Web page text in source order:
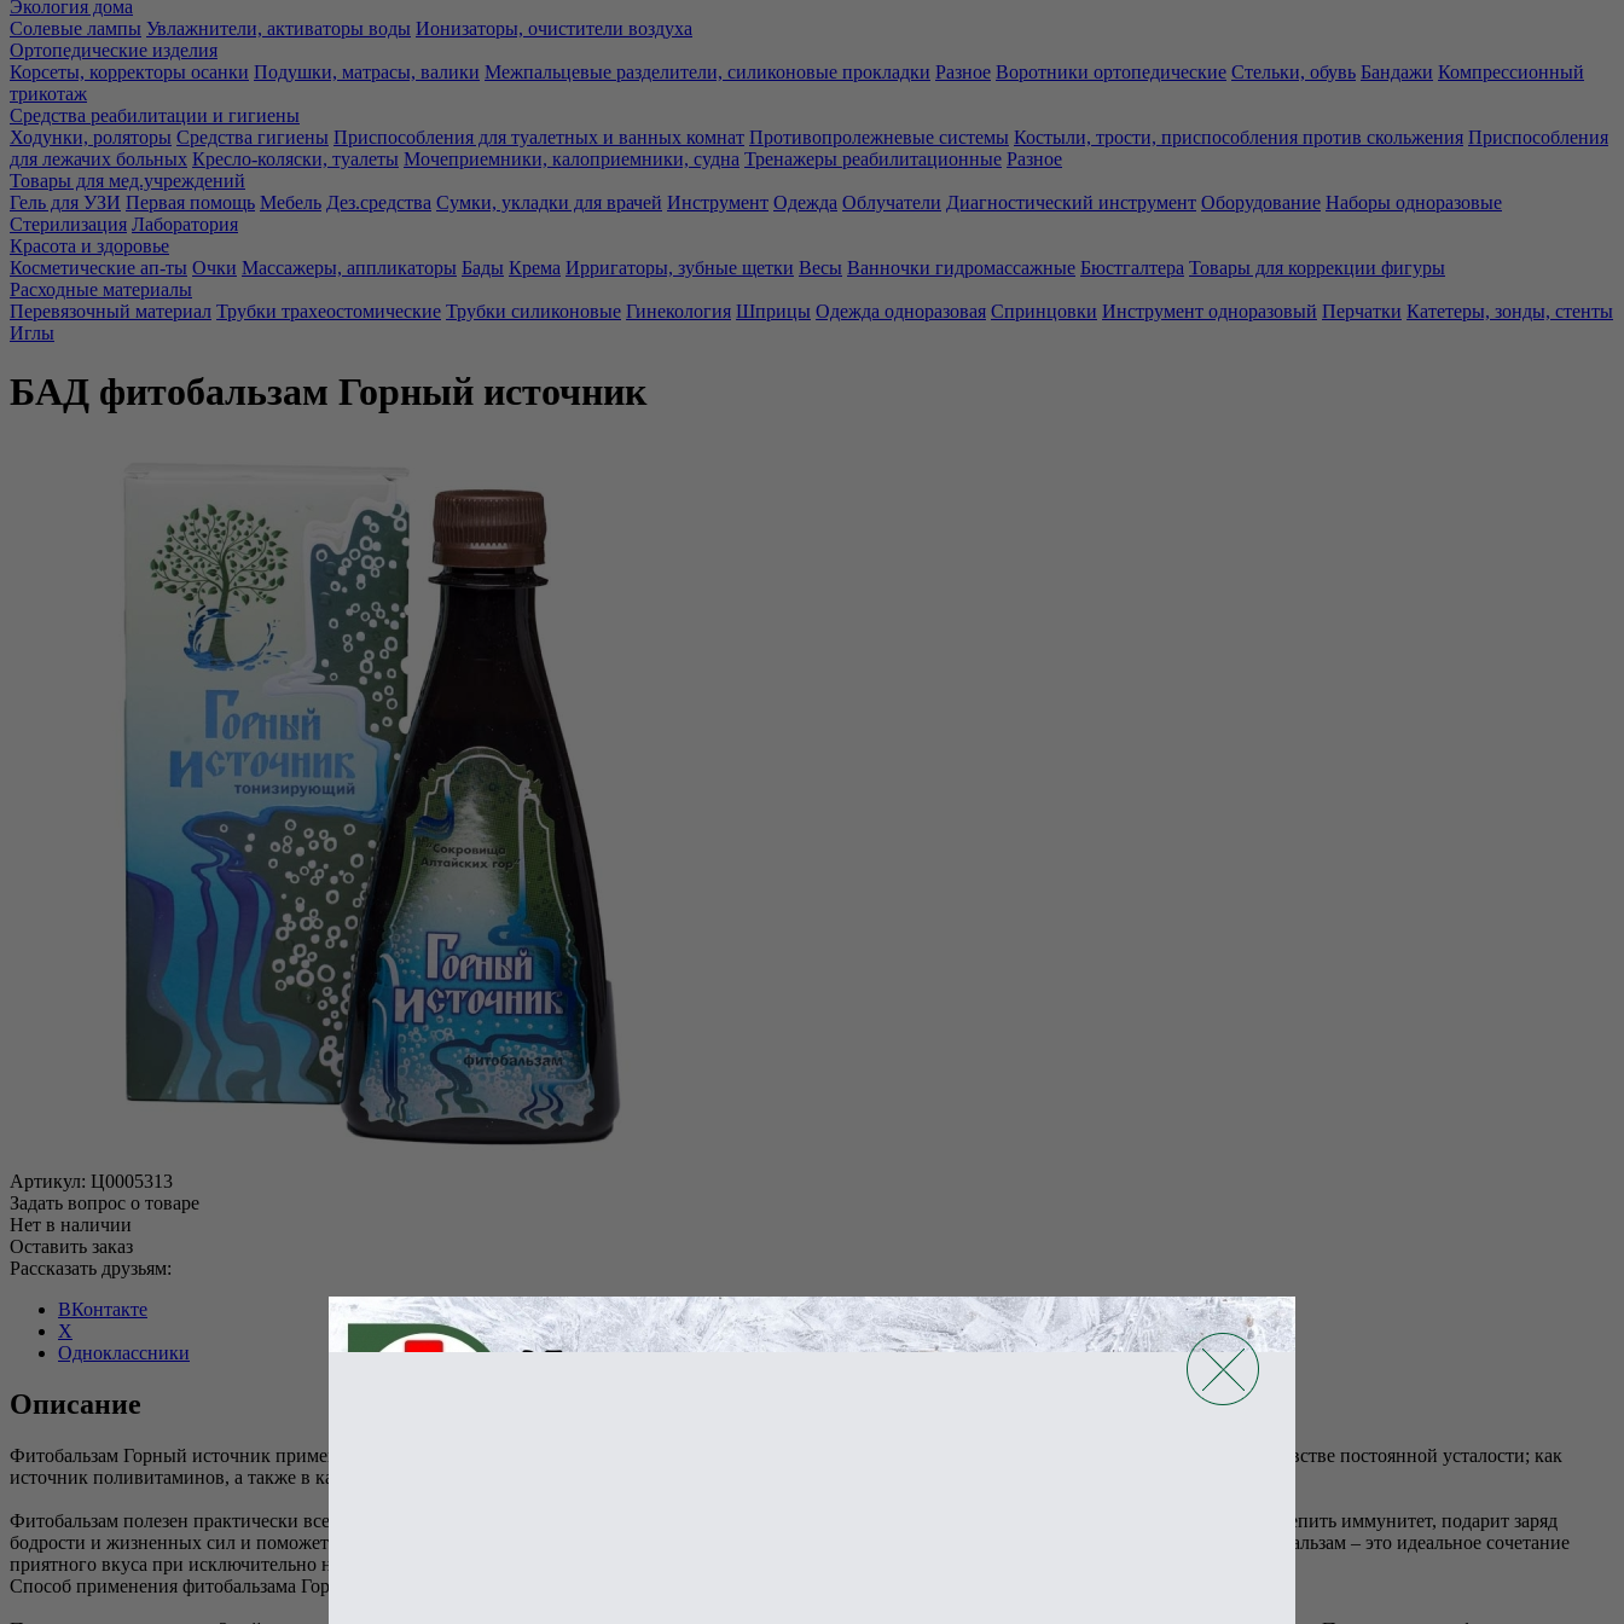
Экология дома
Солевые лампы Увлажнители, активаторы воды Ионизаторы, очистители воздуха
Ортопедические изделия
Корсеты, корректоры осанки Подушки, матрасы, валики Межпальцевые разделители, силиконовые прокладки Разное Воротники ортопедические Стельки, обувь Бандажи Компрессионный
трикотаж
Средства реабилитации и гигиены
Ходунки, роляторы Средства гигиены Приспособления для туалетных и ванных комнат Противопролежневые системы Костыли, трости, приспособления против скольжения Приспособления
для лежачих больных Кресло-коляски, туалеты Мочеприемники, калоприемники, судна Тренажеры реабилитационные Разное
Товары для мед.учреждений
Гель для УЗИ Первая помощь Мебель Дез.средства Сумки, укладки для врачей Инструмент Одежда Облучатели Диагностический инструмент Оборудование Наборы одноразовые
Стерилизация Лаборатория
Красота и здоровье
Косметические ап-ты Очки Массажеры, аппликаторы Бады Крема Ирригаторы, зубные щетки Весы Ванночки гидромассажные Бюстгалтера Товары для коррекции фигуры
Расходные материалы
Перевязочный материал Трубки трахеостомические Трубки силиконовые Гинекология Шприцы Одежда одноразовая Спринцовки Инструмент одноразовый Перчатки Катетеры, зонды, стенты
Иглы
БАД фитобальзам Горный источник
Артикул: Ц0005313
Задать вопрос о товаре
Нет в наличии
Оставить заказ
Рассказать друзьям:
ВКонтакте
X
Одноклассники
Описание
Фитобальзам Горный источник применяется в качестве общеукрепляющего и тонизирующего средства при умственном и физическом переутомлении, чувстве постоянной усталости; как
источник поливитаминов, а также в качестве активизирующего обмен веществ и улучшающего сердечную деятельность средства.
Фитобальзам полезен практически всем: человеку столкнувшемуся с болезнью – они подарят исцеление, а здоровому человеку фитобальзам поможет укрепить иммунитет, подарит заряд
бодрости и жизненных сил и поможет предупредить целый ряд заболеваний. Фитобальзамы всерьез изменят ваш взгляд на здоровое питание. Ведь фитобальзам – это идеальное сочетание
приятного вкуса при исключительно натуральном составе.
Способ применения фитобальзама Горный источник: